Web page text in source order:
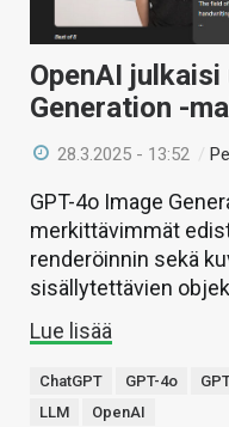
OpenAI
Generation -
28.3.2025 - 13:52 /
GPT-4o Image
merkittävimmät
renderöinnin sekä
sisällytettävien
Lue lisää
ChatGPT GPT-4o
LLM
OpenAI